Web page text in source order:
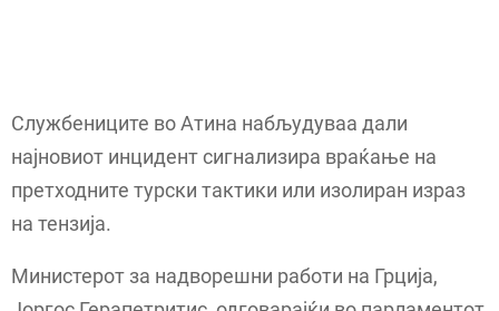
Службениците во Атина набљудуваа дали
најновиот инцидент сигнализира враќање на
претходните турски тактики или изолиран израз
на тензија.
Министерот за надворешни работи на Грција,